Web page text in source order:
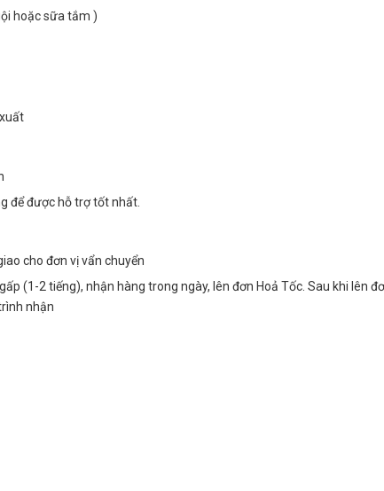
hoặc sữa tắm )
để được hỗ trợ tốt nhất.
cho đơn vị vẩn chuyển
(1-2 tiếng), nhận hàng trong ngày, lên đơn Hoả Tốc. Sau khi lên
nhận